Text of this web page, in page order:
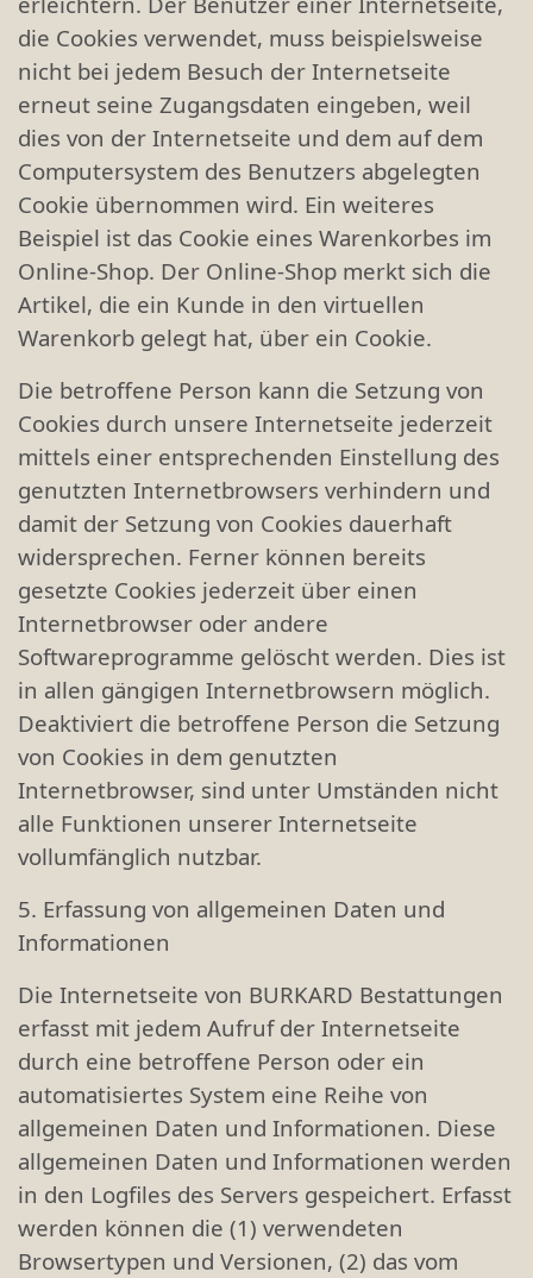
die Cookies verwendet, muss beispielsweise
nicht bei jedem Besuch der Internetseite
erneut seine Zugangsdaten eingeben, weil
dies von der Internetseite und dem auf dem
Computersystem des Benutzers abgelegten
Cookie übernommen wird. Ein weiteres
Beispiel ist das Cookie eines Warenkorbes im
Online-Shop. Der Online-Shop merkt sich die
Artikel, die ein Kunde in den virtuellen
Warenkorb gelegt hat, über ein Cookie.
Die betroffene Person kann die Setzung von
Cookies durch unsere Internetseite jederzeit
mittels einer entsprechenden Einstellung des
genutzten Internetbrowsers verhindern und
damit der Setzung von Cookies dauerhaft
widersprechen. Ferner können bereits
gesetzte Cookies jederzeit über einen
Internetbrowser oder andere
Softwareprogramme gelöscht werden. Dies ist
in allen gängigen Internetbrowsern möglich.
Deaktiviert die betroffene Person die Setzung
von Cookies in dem genutzten
Internetbrowser, sind unter Umständen nicht
alle Funktionen unserer Internetseite
vollumfänglich nutzbar.
5. Erfassung von allgemeinen Daten und
Informationen
Die Internetseite von BURKARD Bestattungen
erfasst mit jedem Aufruf der Internetseite
durch eine betroffene Person oder ein
automatisiertes System eine Reihe von
allgemeinen Daten und Informationen. Diese
allgemeinen Daten und Informationen werden
in den Logfiles des Servers gespeichert. Erfasst
werden können die (1) verwendeten
Browsertypen und Versionen, (2) das vom